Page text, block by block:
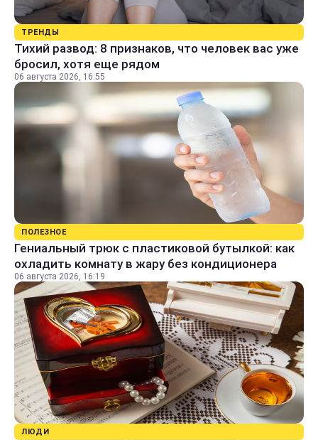
ТРЕНДЫ
Тихий развод: 8 признаков, что человек вас уже
бросил, хотя еще рядом
06 августа 2026, 16:55
ПОЛЕЗНОЕ
Гениальный трюк с пластиковой бутылкой: как
охладить комнату в жару без кондиционера
06 августа 2026, 16:19
ЛЮДИ